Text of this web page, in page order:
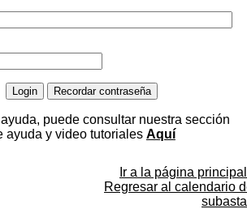
puede consultar nuestra sección
ayuda y video tutoriales Aquí
Ir a la página principal
Regresar al calendario